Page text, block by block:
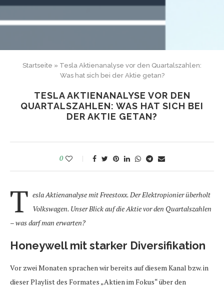
Startseite » Tesla Aktienanalyse vor den Quartalszahlen:
Was hat sich bei der Aktie getan?
TESLA AKTIENANALYSE VOR DEN
QUARTALSZAHLEN: WAS HAT SICH BEI
DER AKTIE GETAN?
0
T esla Aktienanalyse mit Freestoxx. Der Elektropionier überholt
Volkswagen. Unser Blick auf die Aktie vor den Quartalszahlen
– was darf man erwarten?
Honeywell mit starker Diversifikation
Vor zwei Monaten sprachen wir bereits auf diesem Kanal bzw. in
dieser Playlist des Formates „Aktien im Fokus“ über den